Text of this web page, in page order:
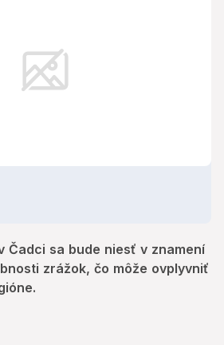
Čadci sa bude niesť v znamení
zrážok, čo môže ovplyvniť